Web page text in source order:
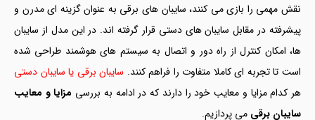
نقش مهمی را بازی می کنند، سایبان های برقی به عنوان گزینه ای مدرن و
پیشرفته در مقابل سایبان های دستی قرار گرفته اند. در این مدل از سایبان
ها، امکان کنترل از راه دور و اتصال به سیستم های هوشمند طراحی شده
است تا تجربه ای کاملا متفاوت را فراهم کنند.سایبان برقی یا سایبان دستی
هر کدام مزایا و معایب خود را دارند که در ادامه به بررسیمزایا و معایب
سایبان برقیمی پردازیم.